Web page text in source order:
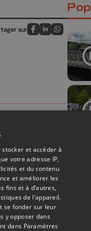
sur
Partagez sur
Partagez sur
Partagez
29/07/2026
et accéder à
votre adresse IP,
et du contenu
et améliorer les
fins et à d’autres,
de l’appareil.
se fonder sur leur
y opposer dans
dans Paramètres